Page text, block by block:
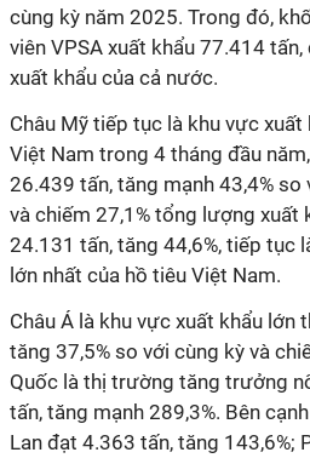
cùng kỳ năm 2025. Trong đó,
viên VPSA xuất khẩu 77.414
xuất khẩu của cả nước.
Châu Mỹ tiếp tục là khu vực
Việt Nam trong 4 tháng đầu
26.439 tấn, tăng mạnh 43,4%
và chiếm 27,1% tổng lượng xuất
24.131 tấn, tăng 44,6%, tiếp tục
lớn nhất của hồ tiêu Việt Nam.
Châu Á là khu vực xuất khẩu lớn
tăng 37,5% so với cùng kỳ và
Quốc là thị trường tăng trưởng
tấn, tăng mạnh 289,3%. Bên
Lan đạt 4.363 tấn, tăng 143,6%;